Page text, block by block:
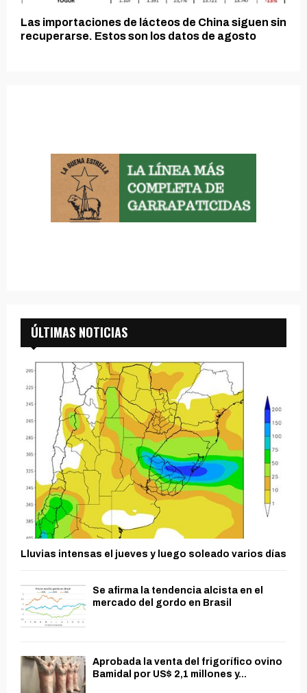
Las importaciones de lácteos de China siguen sin
recuperarse. Estos son los datos de agosto
ÚLTIMAS NOTICIAS
Lluvias intensas el jueves y luego soleado varios días
Se afirma la tendencia alcista en el
mercado del gordo en Brasil
Aprobada la venta del frigorífico ovino
Bamidal por US$ 2,1 millones y...